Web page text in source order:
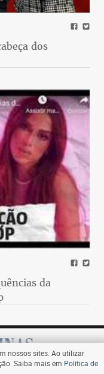
nossos sites. Ao utilizar
Saiba mais em Política de
dos
da